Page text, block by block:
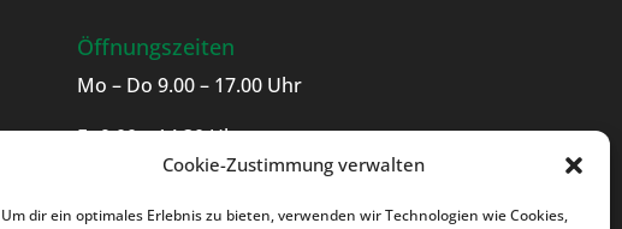
Cookie-Zustimmung verwalten
Um dir ein optimales Erlebnis zu bieten, verwenden wir Technologien wie Cookies,
Öffnungszeiten
Mo – Do 9.00 – 17.00 Uhr
Fr 9.00 – 14.30 Uhr